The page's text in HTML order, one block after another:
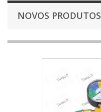
NOVOS PRODUTOS